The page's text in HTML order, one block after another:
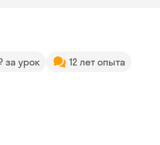
за урок 12 лет опыта